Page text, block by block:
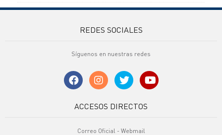
REDES SOCIALES
Síguenos en nuestras redes
ACCESOS DIRECTOS
Correo Oficial - Webmail